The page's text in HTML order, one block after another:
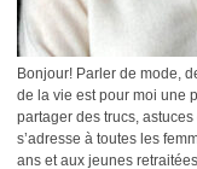
Bonjour! Parler de mode,
de la vie est pour moi une
partager des trucs,
s’adresse à toutes les
ans et aux jeunes